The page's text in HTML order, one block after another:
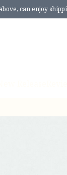
can enjoy